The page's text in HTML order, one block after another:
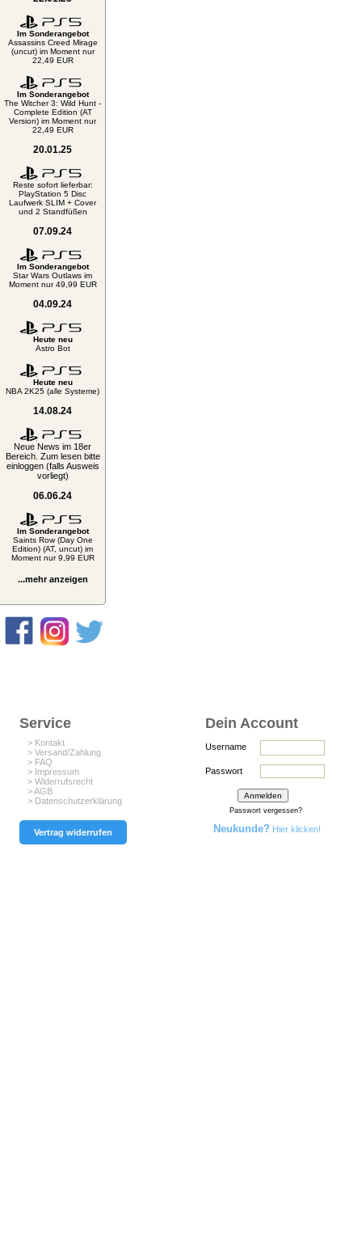
Im Sonderangebot
Assassins Creed Mirage
(uncut) im Moment nur
22,49 EUR
Im Sonderangebot
The Witcher 3: Wild Hunt -
Complete Edition (AT
Version) im Moment nur
22,49 EUR
20.01.25
Reste sofort lieferbar:
PlayStation 5 Disc
Laufwerk SLIM + Cover
und 2 Standfüßen
07.09.24
Im Sonderangebot
Star Wars Outlaws im
Moment nur 49,99 EUR
04.09.24
Heute neu
Astro Bot
Heute neu
NBA 2K25 (alle Systeme)
14.08.24
Neue News im 18er
Bereich. Zum lesen bitte
einloggen (falls Ausweis
vorliegt)
06.06.24
Im Sonderangebot
Saints Row (Day One
Edition) (AT, uncut) im
Moment nur 9,99 EUR
...mehr anzeigen
Service
> Kontakt
> Versand/Zahlung
> FAQ
> Impressum
> Widerrufsrecht
> AGB
> Datenschutzerklärung
Vertrag widerrufen
Dein Account
Username
Passwort
Passwort vergessen?
Neukunde? Hier klicken!